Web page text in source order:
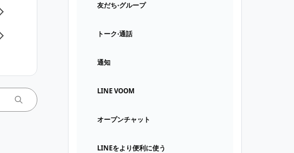
友だち⋅グループ
トーク⋅通話
通知
LINE VOOM
オープンチャット
LINEをより便利に使う